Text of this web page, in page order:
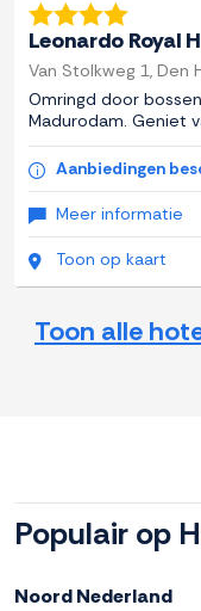
Leonardo Royal
Van Stolkweg 1, Den
Omringd door
Madurodam. Geniet
Aanbiedingen
Meer informatie
Toon op kaart
Toon alle
Populair op
Noord Nederland